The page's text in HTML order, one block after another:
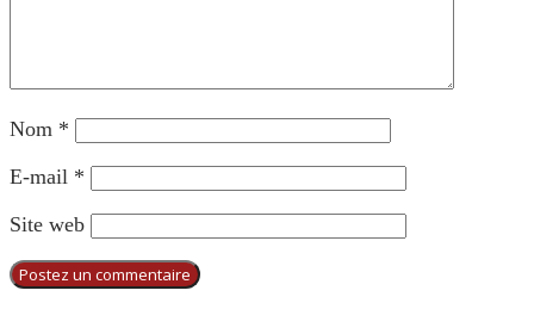
Nom *
E-mail *
Site web